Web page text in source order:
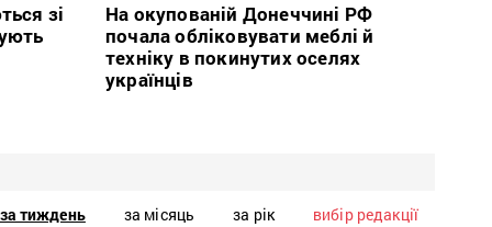
зі
На окупованій Донеччині РФ
почала обліковувати меблі й
техніку в покинутих оселях
українців
за тиждень за місяць за рік вибір редакції